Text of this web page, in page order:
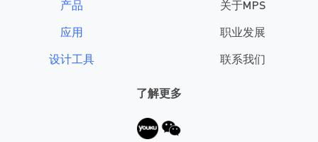
产品
应用
设计工具
关于MPS
职业发展
联系我们
了解更多